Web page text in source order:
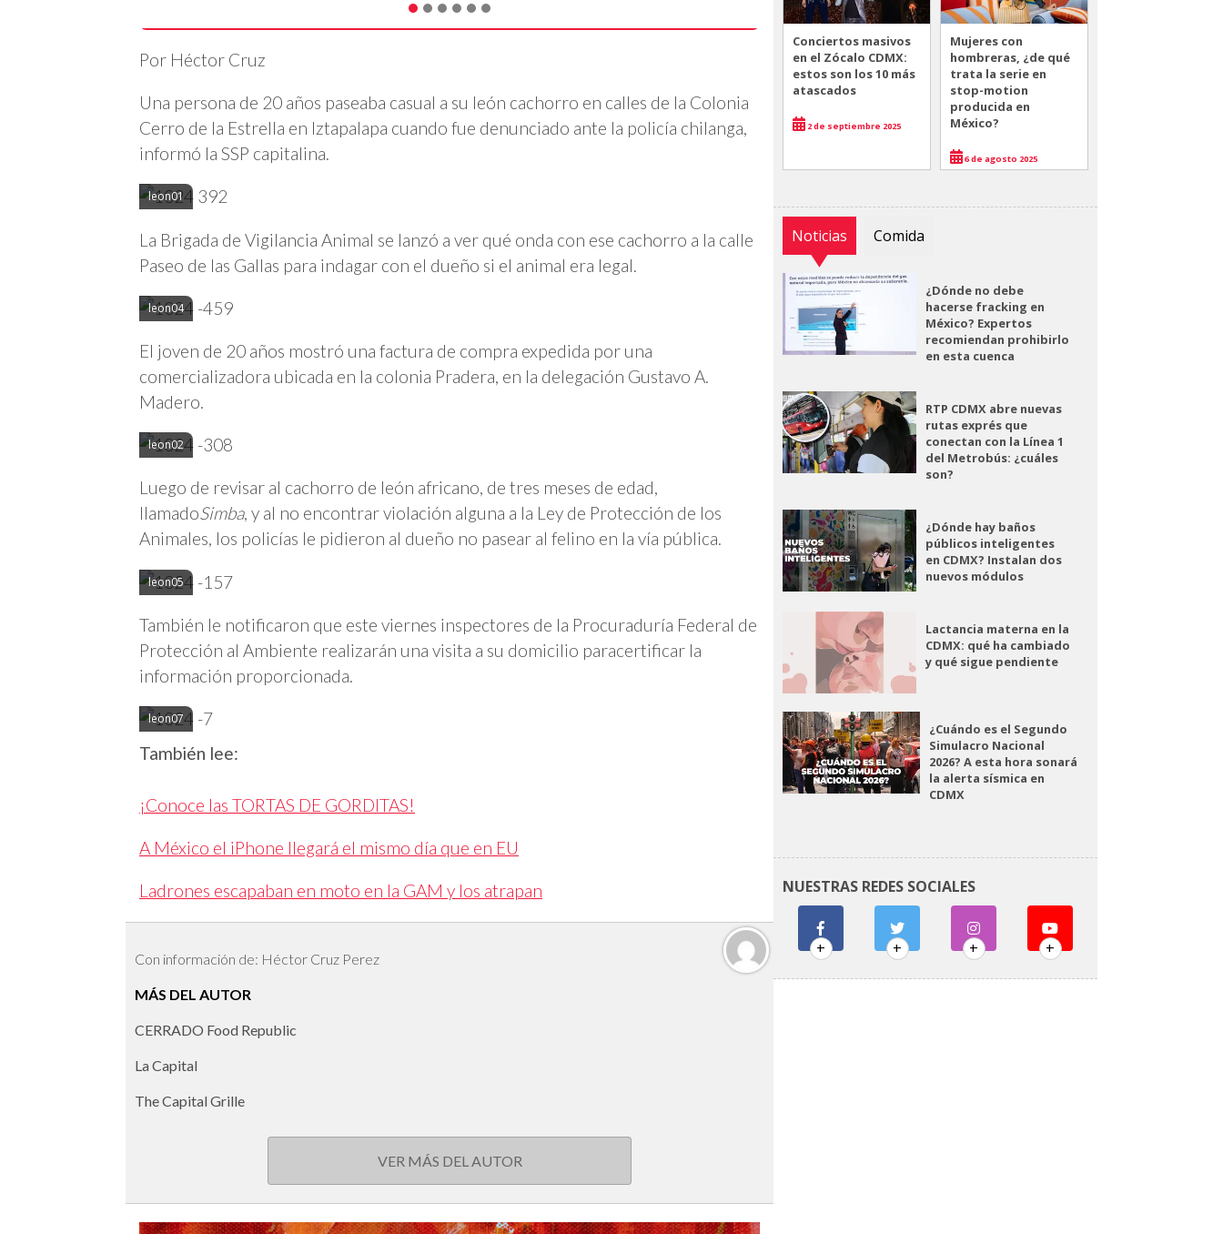
Por Héctor Cruz
Una persona de 20 años paseaba casual a su león cachorro en calles de la Colonia
Cerro de la Estrella en Iztapalapa cuando fue denunciado ante la policía chilanga,
informó la SSP capitalina.
leon01
La Brigada de Vigilancia Animal se lanzó a ver qué onda con ese cachorro a la calle
Paseo de las Gallas para indagar con el dueño si el animal era legal.
leon04
El joven de 20 años mostró una factura de compra expedida por una
comercializadora ubicada en la colonia Pradera, en la delegación Gustavo A.
Madero.
leon02
Luego de revisar al cachorro de león africano, de tres meses de edad,
llamadoSimba, y al no encontrar violación alguna a la Ley de Protección de los
Animales, los policías le pidieron al dueño no pasear al felino en la vía pública.
leon05
También le notificaron que este viernes inspectores de la Procuraduría Federal de
Protección al Ambiente realizarán una visita a su domicilio paracertificar la
información proporcionada.
leon07
También lee:
¡Conoce las TORTAS DE GORDITAS!
A México el iPhone llegará el mismo día que en EU
Ladrones escapaban en moto en la GAM y los atrapan
Con información de: Héctor Cruz Perez
MÁS DEL AUTOR
CERRADO Food Republic
La Capital
The Capital Grille
VER MÁS DEL AUTOR
Conciertos masivos
en el Zócalo CDMX:
estos son los 10 más
atascados
2 de septiembre 2025
Mujeres con
hombreras, ¿de qué
trata la serie en
stop-motion
producida en
México?
6 de agosto 2025
Noticias Comida
¿Dónde no debe
hacerse fracking en
México? Expertos
recomiendan prohibirlo
en esta cuenca
RTP CDMX abre nuevas
rutas exprés que
conectan con la Línea 1
del Metrobús: ¿cuáles
son?
¿Dónde hay baños
públicos inteligentes
en CDMX? Instalan dos
nuevos módulos
Lactancia materna en la
CDMX: qué ha cambiado
y qué sigue pendiente
¿Cuándo es el Segundo
Simulacro Nacional
2026? A esta hora sonará
la alerta sísmica en
CDMX
NUESTRAS REDES SOCIALES
+ + + +